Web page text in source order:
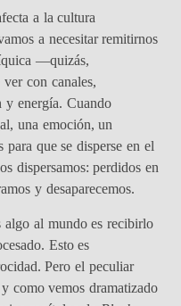
a la cultura
a necesitar remitirnos
—quizás,
con canales,
y energía. Cuando
una emoción, un
que se disperse en el
dispersamos: perdidos en
y desaparecemos.
algo al mundo es recibirlo
Esto es
Pero el peculiar
como vemos dramatizado